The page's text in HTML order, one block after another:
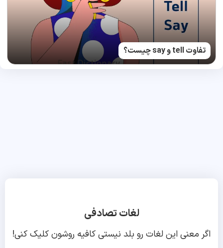
تفاوت tell و say چیست؟
لغات تصادفی
اگر معنی این لغات رو بلد نیستی کافیه روشون کلیک کنی!